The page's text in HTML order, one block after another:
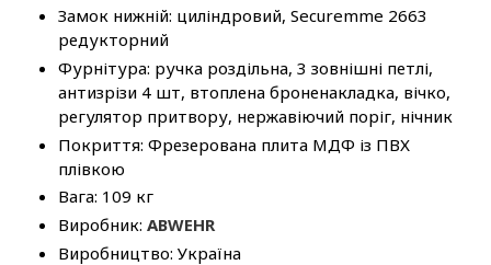
Замок нижній: циліндровий, Securemme 2663
редукторний
Фурнітура: ручка роздільна, 3 зовнішні петлі,
антизрізи 4 шт, втоплена броненакладка, вічко,
регулятор притвору, нержавіючий поріг, нічник
Покриття: Фрезерована плита МДФ із ПВХ
плівкою
Вага: 109 кг
Виробник: ABWEHR
Виробництво: Україна